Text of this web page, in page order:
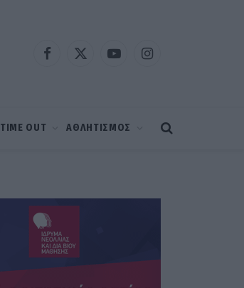
Facebook
X
YouTubeInstagram
TIME OUT ΑΘΛΗΤΙΣΜΟΣ